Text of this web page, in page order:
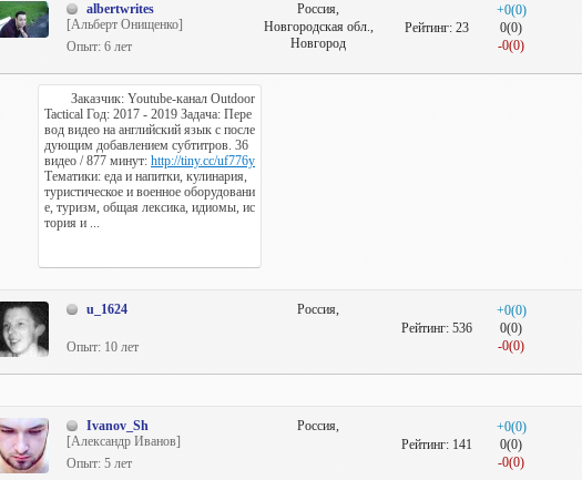
albertwrites
[Альберт Онищенко]
Опыт: 6 лет
+0(0)
0(0)
-0(0)
Рейтинг:23
Россия,
Новгородская обл.,
Новгород
Заказчик: Youtube-канал Outdoor
Tactical Год: 2017 - 2019 Задача: Пере
вод видео на английский язык с после
дующим добавлением субтитров. 36
видео / 877 минут: http://tiny.cc/uf776y
Тематики: еда и напитки, кулинария,
туристическое и военное оборудовани
е, туризм, общая лексика, идиомы, ис
тория и ...
u_1624
Опыт: 10 лет
+0(0)
0(0)
-0(0)
Рейтинг:536
Россия,
Ivanov_Sh
[Александр Иванов]
Опыт: 5 лет
+0(0)
0(0)
-0(0)
Рейтинг:141
Россия,